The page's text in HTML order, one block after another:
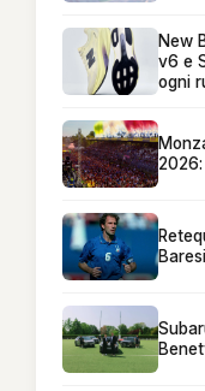
New
v6 e
ogni